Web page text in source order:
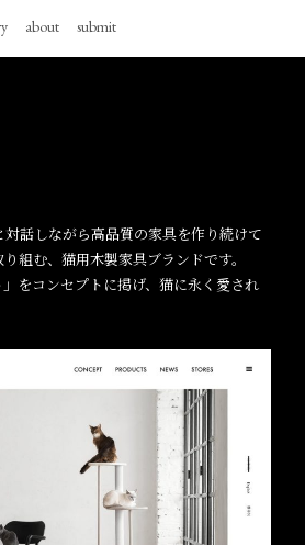
about submit
対話しながら高品質の家具を作り続けて
組む、猫用木製家具ブランドです。
」をコンセプトに掲げ、猫に永く愛され